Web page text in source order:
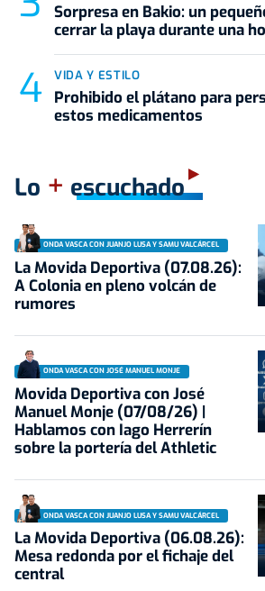
Sorpresa en Bakio: un
cerrar la playa durante una
VIDA Y ESTILO
Prohibido el plátano para
estos medicamentos
Lo + escuchado
ONDA VASCA CON JUANJO LUSA Y SAMU VALCÁRCEL
La Movida Deportiva (07.08.26):
A Colonia en pleno volcán de
rumores
ONDA VASCA CON JOSÉ MANUEL MONJE
Movida Deportiva con José
Manuel Monje (07/08/26) |
Hablamos con Iago Herrerín
sobre la portería del Athletic
ONDA VASCA CON JUANJO LUSA Y SAMU VALCÁRCEL
La Movida Deportiva (06.08.26):
Mesa redonda por el fichaje del
central